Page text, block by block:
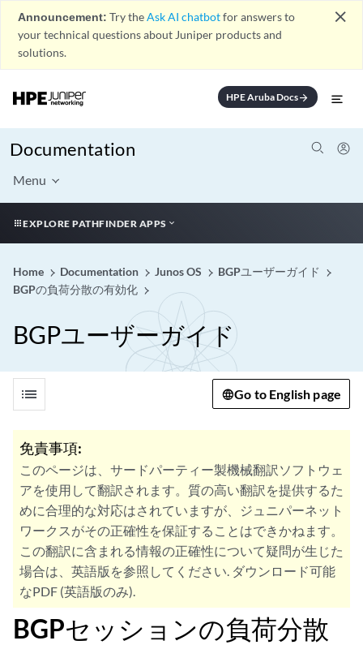
Announcement: Try theAsk AI chatbotfor answers to
your technical questions about Juniper products and
solutions.
close
HPE Aruba Docsarrow_forward
Documentation
Menu
EXPLORE PATHFINDER APPS
Home Documentation Junos OS
BGPユーザーガイド
BGPの負荷分散の有効化
BGPユーザーガイド
list Go to English page
免責事項:
このページは、サードパーティー製機械翻訳ソフトウェ
アを使用して翻訳されます。質の高い翻訳を提供するた
めに合理的な対応はされていますが、ジュニパーネット
ワークスがその正確性を保証することはできかねます。
この翻訳に含まれる情報の正確性について疑問が生じた
場合は、英語版を参照してください. ダウンロード可能
なPDF (英語版のみ).
BGPセッションの負荷分散